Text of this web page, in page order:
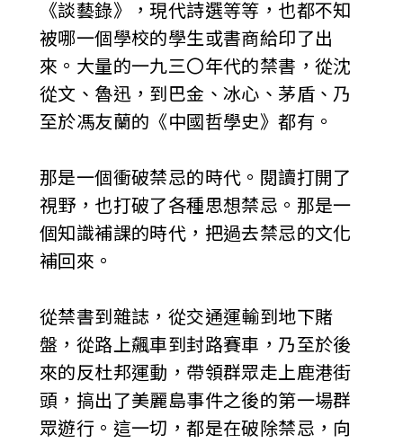
《談藝錄》，現代詩選等等，也都不知
被哪一個學校的學生或書商給印了出
來。大量的一九三〇年代的禁書，從沈
從文、魯迅，到巴金、冰心、茅盾、乃
至於馮友蘭的《中國哲學史》都有。
那是一個衝破禁忌的時代。閱讀打開了
視野，也打破了各種思想禁忌。那是一
個知識補課的時代，把過去禁忌的文化
補回來。
從禁書到雜誌，從交通運輸到地下賭
盤，從路上飆車到封路賽車，乃至於後
來的反杜邦運動，帶領群眾走上鹿港街
頭，搞出了美麗島事件之後的第一場群
眾遊行。這一切，都是在破除禁忌，向